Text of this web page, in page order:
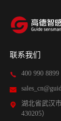
联系我们
400 990 8899
湖北省武汉
430205）